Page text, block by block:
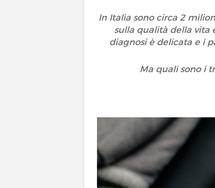
In Italia sono circa 2
sulla qualità della vita
diagnosi è delicata e i
Ma quali sono i